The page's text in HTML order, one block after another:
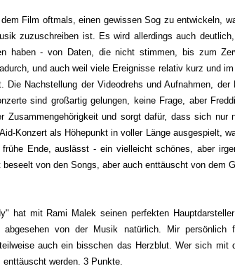
Film oftmals, einen gewissen Sog zu entwickeln,
zuzuschreiben ist. Es wird allerdings auch
haben - von Daten, die nicht stimmen, bis zum
und auch weil viele Ereignisse relativ kurz und
Die Nachstellung der Videodrehs und Aufnahmen, der
sind großartig gelungen, keine Frage, aber
Zusammengehörigkeit und sorgt dafür, dass sich nur
Konzert als Höhepunkt in voller Länge ausgespielt,
Ende, auslässt - ein vielleicht schönes, aber
von den Songs, aber auch enttäuscht von dem
hat mit Rami Malek seinen perfekten
von der Musik natürlich. Mir persönlich
auch ein bisschen das Herzblut. Wer sich mit
enttäuscht werden. 3 Punkte.